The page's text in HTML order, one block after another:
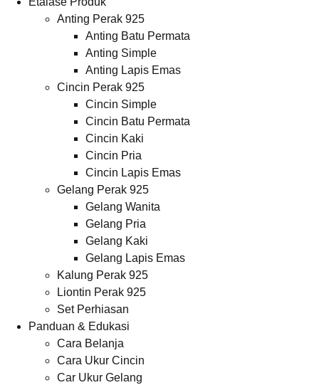
Anting Perak 925
Anting Batu Permata
Anting Simple
Anting Lapis Emas
Cincin Perak 925
Cincin Simple
Cincin Batu Permata
Cincin Kaki
Cincin Pria
Cincin Lapis Emas
Gelang Perak 925
Gelang Wanita
Gelang Pria
Gelang Kaki
Gelang Lapis Emas
Kalung Perak 925
Liontin Perak 925
Set Perhiasan
Panduan & Edukasi
Cara Belanja
Cara Ukur Cincin
Car Ukur Gelang